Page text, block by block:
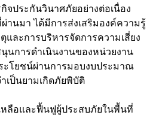
จประกันวินาศภัยอย่างต่อเนื่อง
านมา ได้มีการส่งเสริมองค์ความรู้
และการบริหารจัดการความเสี่ยง
นการดำเนินงานของหน่วยงาน
ะโยชน์ผ่านการมอบงบประมาณ
เป็นยามเกิดภัยพิบัติ
ลือและฟื้นฟูผู้ประสบภัยในพื้นที่